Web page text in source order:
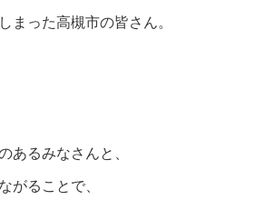
まった高槻市の皆さん。
あるみなさんと、
がることで、